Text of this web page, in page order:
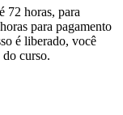
72 horas, para
para pagamento
é liberado, você
do curso.